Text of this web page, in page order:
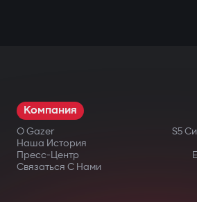
Компания
О Gazer
Наша История
Пресс-Центр
Связаться С Нами
S5